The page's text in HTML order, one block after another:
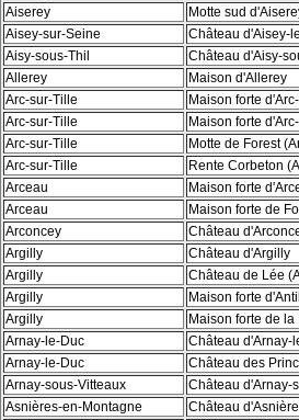
Aiserey
Motte sud
Aisey-sur-Seine
Château d'Aisey-
Aisy-sous-Thil
Château d'Aisy-
Allerey
Maison d'Allerey
Arc-sur-Tille
Maison forte
Arc-sur-Tille
Maison forte
Arc-sur-Tille
Motte de Forest
Arc-sur-Tille
Rente Corbeton
Arceau
Maison forte
Arceau
Maison forte de
Arconcey
Château
Argilly
Château d'Argilly
Argilly
Château de Lée
Argilly
Maison forte
Argilly
Maison forte de
Arnay-le-Duc
Château d'Arnay-
Arnay-le-Duc
Château des
Arnay-sous-Vitteaux
Château d'Arnay-
Asnières-en-Montagne
Château